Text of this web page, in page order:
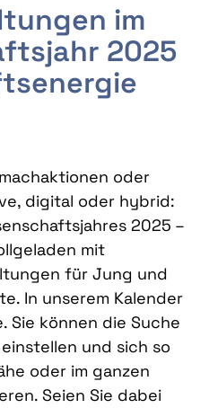
im
2025
oder
digital oder hybrid:
2025 –
mit
für Jung und
In unserem Kalender
Sie können die Suche
und sich so
oder im ganzen
Seien Sie dabei